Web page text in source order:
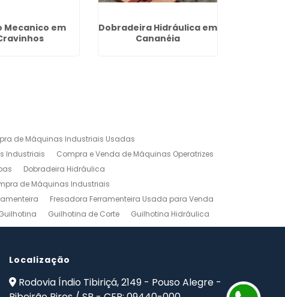
Mecanico em
Dobradeira Hidráulica em
Cananéia
de Máquinas Industriais Usadas
Industriais
Compra e Venda de Máquinas Operatrizes
Dobradeira Hidráulica
de Máquinas Industriais
Fresadora Ferramenteira Usada para Venda
Guilhotina de Corte
Guilhotina Hidráulica
a Venda
Maquinas para Marceneiro
Usadas
Ferramentas Industriais Compra e Venda
Localização
Rodovia Índio Tibiriçá, 2149 - Pouso Alegre -